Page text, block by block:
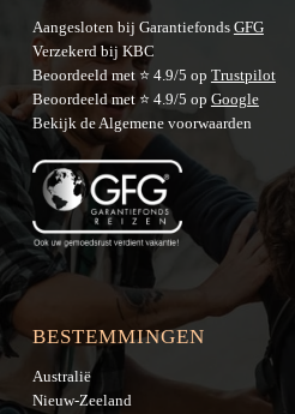
Aangesloten bij Garantiefonds GFG
Verzekerd bij KBC
Beoordeeld met ⭐ 4.9/5 op Trustpilot
Beoordeeld met ⭐ 4.9/5 op Google
Bekijk deAlgemene voorwaarden
BESTEMMINGEN
Australië
Nieuw-Zeeland